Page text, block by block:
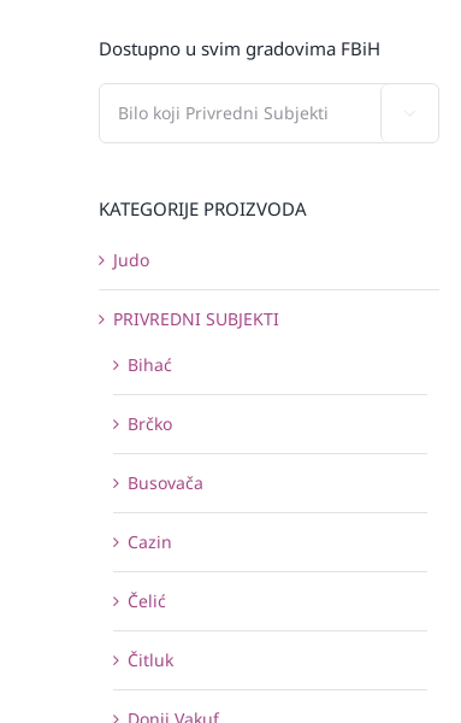
Dostupno u svim gradovima FBiH
KATEGORIJE PROIZVODA
Judo
PRIVREDNI SUBJEKTI
Bihać
Brčko
Busovača
Cazin
Čelić
Čitluk